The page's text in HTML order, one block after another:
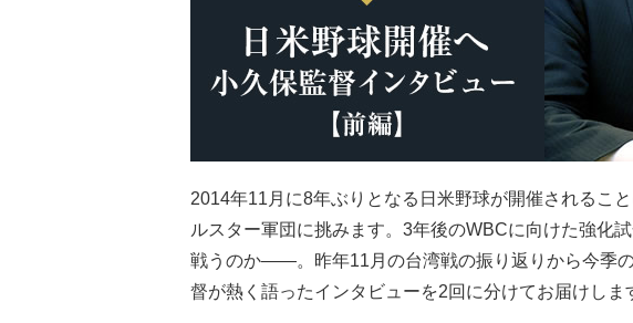
2014年11月に8年ぶりとなる日米野球が開催されるこ
ルスター軍団に挑みます。3年後のWBCに向けた強化
戦うのか――。昨年11月の台湾戦の振り返りから今季
督が熱く語ったインタビューを2回に分けてお届けしま